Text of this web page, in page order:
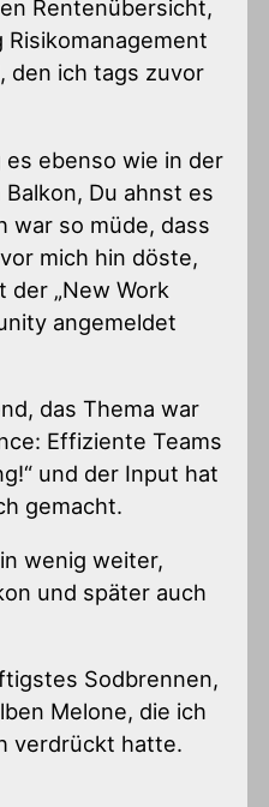
Rentenübersicht,
den ich tags zuvor
es ebenso wie in der
Du ahnst es
war so müde, dass
mich hin döste,
der „New Work
angemeldet
das Thema war
Effiziente Teams
und der Input hat
gemacht.
wenig weiter,
und später auch
Sodbrennen,
Melone, die ich
verdrückt hatte.